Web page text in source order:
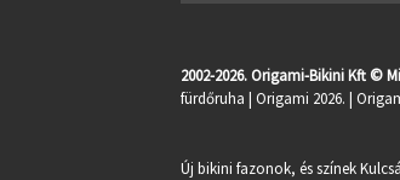
2002-2026. Origami-Bikini Kft ©
fürdőruha | Origami 2026. |
Új bikini fazonok, és színek